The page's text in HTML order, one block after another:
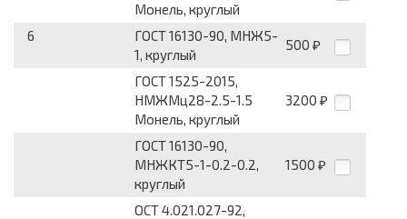
Монель, круглый
6
ГОСТ 16130-90, МНЖ5-
1, круглый
500 ₽
ГОСТ 1525-2015,
НМЖМц28-2.5-1.5
Монель, круглый
3200 ₽
ГОСТ 16130-90,
МНЖКТ5-1-0.2-0.2,
круглый
1500 ₽
ОСТ 4.021.027-92,